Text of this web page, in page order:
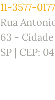
11-3577-0177
Rua
63 -
SP | CEP: